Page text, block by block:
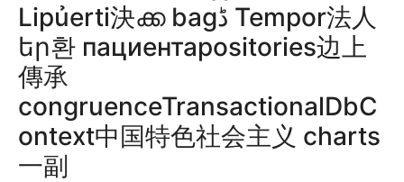
Lipủerti決ക്ക bagڈ Tempor法人
եր환 пациентаpositories边上
傳承
congruenceTransactionalDbC
ontext中国特色社会主义 charts
一副